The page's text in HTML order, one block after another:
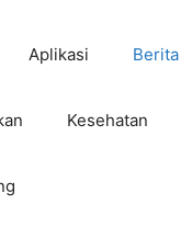
Aplikasi Berita
Kesehatan